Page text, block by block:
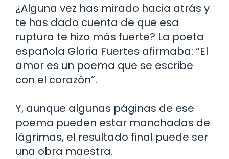
¿Alguna vez has mirado hacia atrás y
te has dado cuenta de que esa
ruptura te hizo más fuerte? La poeta
española Gloria Fuertes afirmaba: “El
amor es un poema que se escribe
con el corazón”.
Y, aunque algunas páginas de ese
poema pueden estar manchadas de
lágrimas, el resultado final puede ser
una obra maestra.